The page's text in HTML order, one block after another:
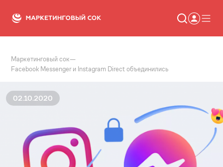
Статьи
Новости
Маркетинговый сок—
Facebook Messenger и Instagram Direct объединились
02.10.2020